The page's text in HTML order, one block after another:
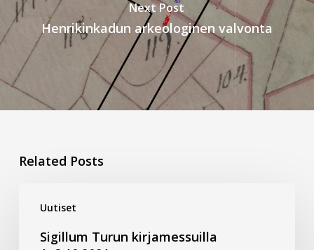
Next Post
Henrikinkadun arkeologinen valvonta
Related Posts
Uutiset
Turun
kirjamessuilla
1.-3.10.2021
Sigillum Turun kirjamessuilla